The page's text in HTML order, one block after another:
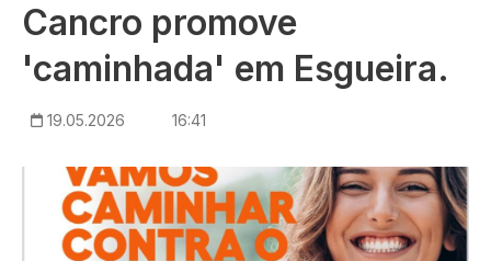
Cancro promove
'caminhada' em Esgueira.
19.05.2026 16:41
Imagem